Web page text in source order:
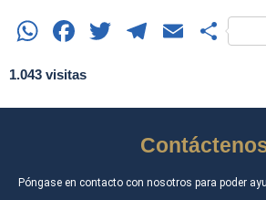
investigación porque identifica, describe
testimonio quechua, sus particularidades
WhatsApp
Facebook
Twitter
Telegram
Email
1.043 visitas
Póngase en contacto con nosotros para poder